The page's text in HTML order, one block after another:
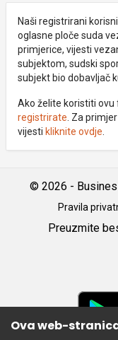
Naši registrirani
oglasne ploče suda
primjerice, vijesti
subjektom, sudski
subjekt bio dobavljač
Ako želite koristiti
registrirate . Za
vijesti kliknite ovdje
© 2026 -
Pravila
Preuzmite
Ova web-